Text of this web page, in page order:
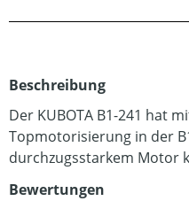
Beschreibung
Der KUBOTA B1-241 hat
Topmotorisierung in der
durchzugsstarkem Motor
Bewertungen